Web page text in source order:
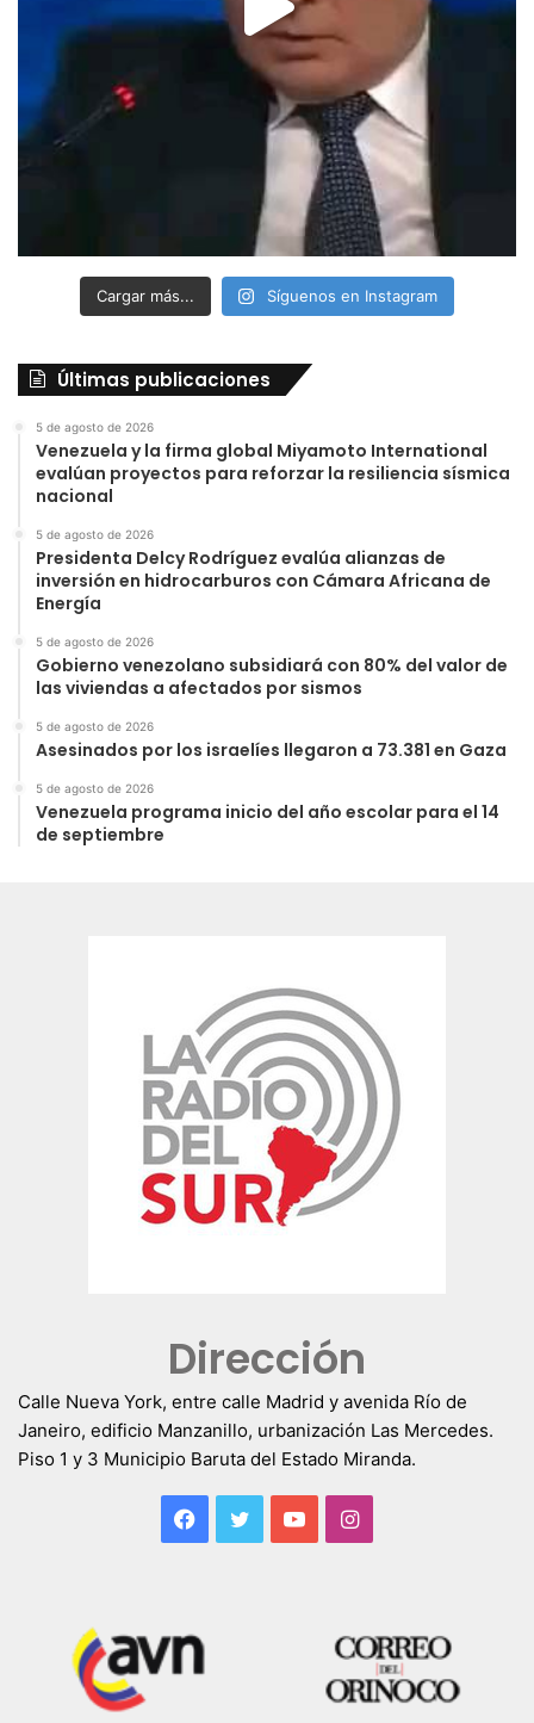
Cargar más... Síguenos en Instagram
Últimas publicaciones
5 de agosto de 2026
Venezuela y la firma global Miyamoto International
evalúan proyectos para reforzar la resiliencia sísmica
nacional
5 de agosto de 2026
Presidenta Delcy Rodríguez evalúa alianzas de
inversión en hidrocarburos con Cámara Africana de
Energía
5 de agosto de 2026
Gobierno venezolano subsidiará con 80% del valor de
las viviendas a afectados por sismos
5 de agosto de 2026
Asesinados por los israelíes llegaron a 73.381 en Gaza
5 de agosto de 2026
Venezuela programa inicio del año escolar para el 14
de septiembre
Dirección
Calle Nueva York, entre calle Madrid y avenida Río de
Janeiro, edificio Manzanillo, urbanización Las Mercedes.
Piso 1 y 3 Municipio Baruta del Estado Miranda.
Facebook
TwitterYouTubeInstagram